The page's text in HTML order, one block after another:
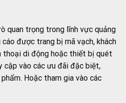
quan trọng trong lĩnh vực quảng
được trang bị mã vạch, khách
thoại di động hoặc thiết bị quét
cập vào các ưu đãi đặc biệt,
Hoặc tham gia vào các